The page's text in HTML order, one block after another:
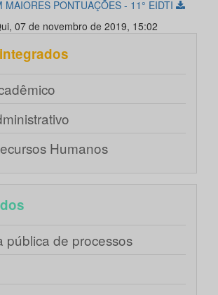
MAIORES PONTUAÇÕES - 11° EIDTI
07 de novembro de 2019, 15:02
Humanos
pública de processos